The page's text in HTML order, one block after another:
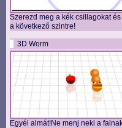
Szerezd meg a kék csillagokat és
a következő szintre!
3D Worm
Egyél almát!Ne menj neki a